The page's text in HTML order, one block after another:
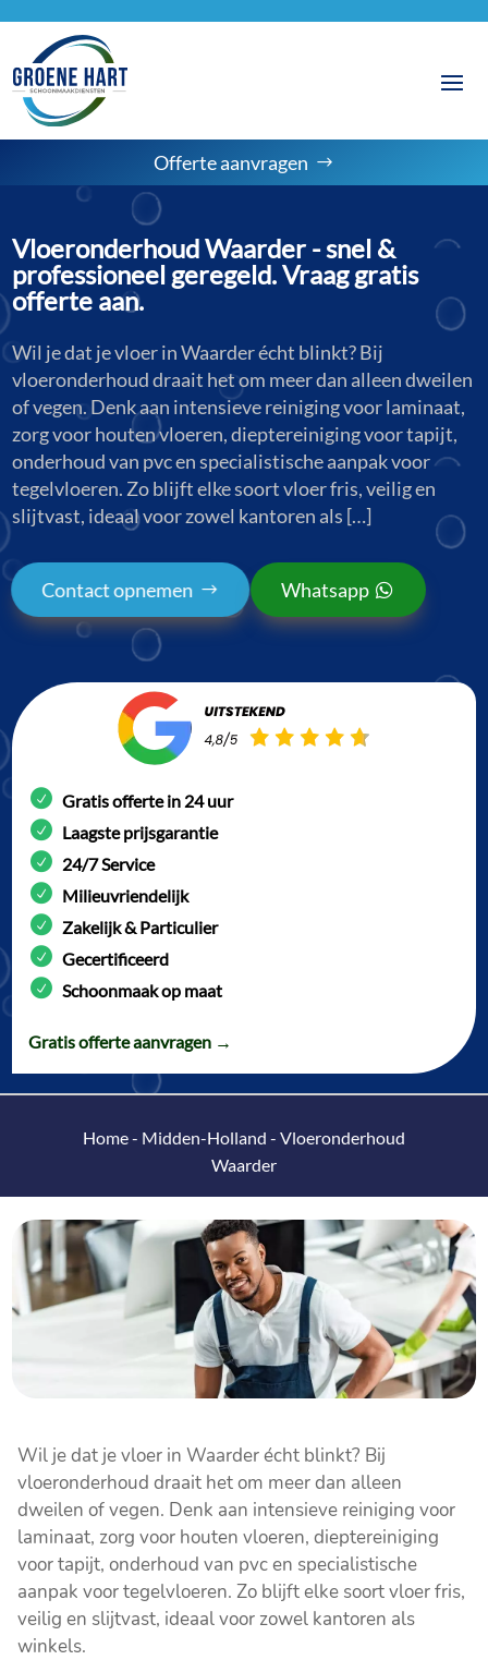
Offerte aanvragen
Vloeronderhoud Waarder - snel &
professioneel geregeld. Vraag gratis
offerte aan.
Wil je dat je vloer in Waarder écht blinkt? Bij
vloeronderhoud draait het om meer dan alleen dweilen
of vegen. Denk aan intensieve reiniging voor laminaat,
zorg voor houten vloeren, dieptereiniging voor tapijt,
onderhoud van pvc en specialistische aanpak voor
tegelvloeren. Zo blijft elke soort vloer fris, veilig en
slijtvast, ideaal voor zowel kantoren als […]
Contact opnemen Whatsapp
Gratis offerte in 24 uur
Laagste prijsgarantie
24/7 Service
Milieuvriendelijk
Zakelijk & Particulier
Gecertificeerd
Schoonmaak op maat
Gratis offerte aanvragen →
Home- Midden-Holland - Vloeronderhoud
Waarder
Wil je dat je vloer in Waarder écht blinkt? Bij
vloeronderhoud draait het om meer dan alleen
dweilen of vegen. Denk aan intensieve reiniging voor
laminaat, zorg voor houten vloeren, dieptereiniging
voor tapijt, onderhoud van pvc en specialistische
aanpak voor tegelvloeren. Zo blijft elke soort vloer fris,
veilig en slijtvast, ideaal voor zowel kantoren als
winkels.